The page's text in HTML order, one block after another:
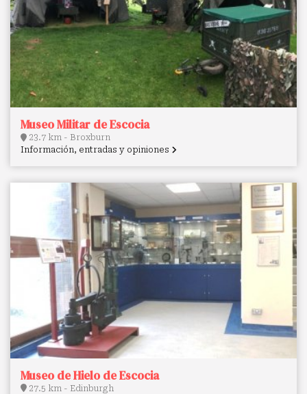
Museo Militar de Escocia
23.7 km - Broxburn
Información, entradas y opiniones
Museo de Hielo de Escocia
27.5 km - Edinburgh